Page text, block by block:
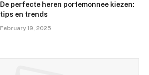
De perfecte heren portemonnee kiezen:
tips en trends
February 19, 2025